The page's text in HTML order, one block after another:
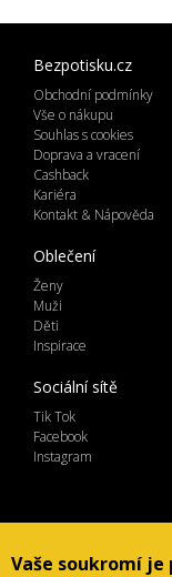
Vaše soukromí
Bezpotisku.cz
Obchodní podmínky
Vše o nákupu
Souhlas s cookies
Doprava a vracení
Cashback
Kariéra
Kontakt & Nápověda
Oblečení
Ženy
Muži
Děti
Inspirace
Sociální sítě
Tik Tok
Facebook
Instagram
Lemicom spol. s r.o. | IČ
Ve Žlíbku 1800/77, hala